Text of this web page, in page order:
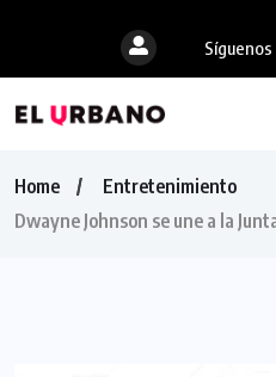
Síguenos
Home
Entretenimiento
Dwayne Johnson se une a la